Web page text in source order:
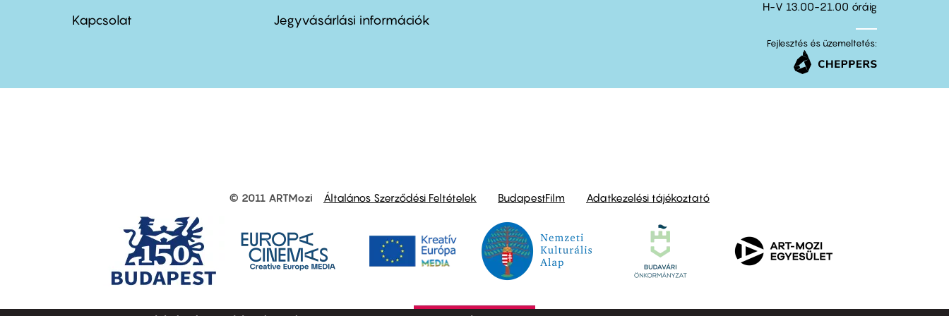
menu
Kapcsolat
menu
Jegyvásárlási információk
H-V 13.00-21.00 óráig
Fejlesztés és üzemeltetés:
other
© 2011 ARTMozi Általános Szerződési Feltételek BudapestFilm Adatkezelési tájékoztató